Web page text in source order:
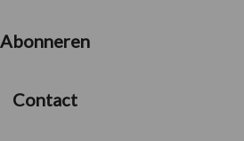
Abonneren
Contact